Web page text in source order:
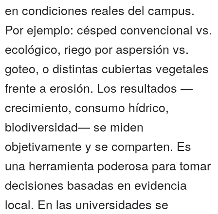
en condiciones reales del campus.
Por ejemplo: césped convencional vs.
ecológico, riego por aspersión vs.
goteo, o distintas cubiertas vegetales
frente a erosión. Los resultados —
crecimiento, consumo hídrico,
biodiversidad— se miden
objetivamente y se comparten. Es
una herramienta poderosa para tomar
decisiones basadas en evidencia
local. En las universidades se